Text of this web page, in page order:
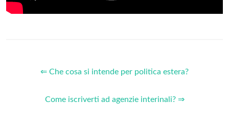
⇐ Che cosa si intende per politica estera?
Come iscriverti ad agenzie interinali? ⇒